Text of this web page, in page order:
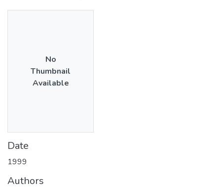
No
Thumbnail
Available
Date
1999
Authors